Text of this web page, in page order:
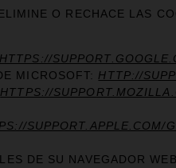
O RECHACE LAS
HTTPS://
MICROSOFT: HTTP://
HTTPS://
SUPPORT.APPLE.COM/
DE SU NAVEGADOR WEB.